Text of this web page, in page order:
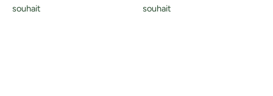
souhait
souhait